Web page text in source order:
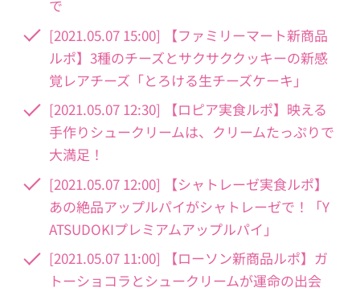
で
[2021.05.07 15:00] 【ファミリーマート新商品
ルポ】3種のチーズとサクサククッキーの新感
覚レアチーズ「とろける生チーズケーキ」
[2021.05.07 12:30] 【ロピア実食ルポ】映える
手作りシュークリームは、クリームたっぷりで
大満足！
[2021.05.07 12:00] 【シャトレーゼ実食ルポ】
あの絶品アップルパイがシャトレーゼで！「Y
ATSUDOKIプレミアムアップルパイ」
[2021.05.07 11:00] 【ローソン新商品ルポ】ガ
トーショコラとシュークリームが運命の出会